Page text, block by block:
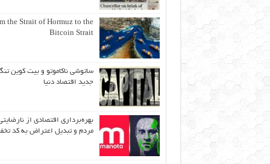
the Strait of Hormuz to the
Bitcoin Strait
ساتوشی ناکاموتو و بیت کوین
جدید اقتصاد دنیا
بهره‌برداری اقتصادی از
مردم و تبدیل اعتراض به کد